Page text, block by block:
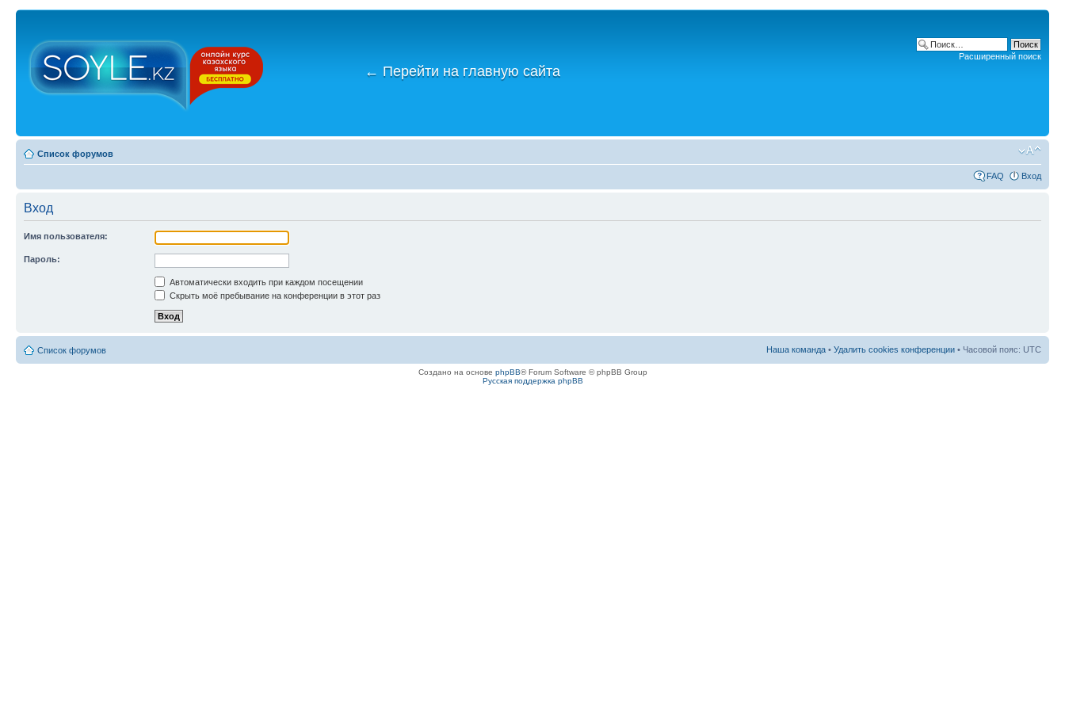
← Перейти на главную сайта
Расширенный поиск
Список форумов
FAQ Вход
Вход
Имя пользователя:
Пароль:
Автоматически входить при каждом посещении
Скрыть моё пребывание на конференции в этот раз
Список форумов Наша команда • Удалить cookies конференции • Часовой пояс: UTC
Создано на основе phpBB® Forum Software © phpBB Group
Русская поддержка phpBB